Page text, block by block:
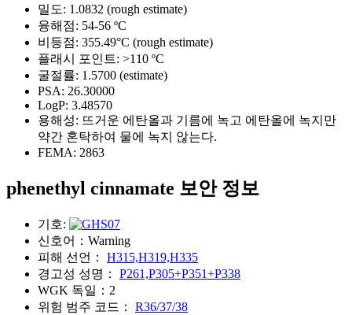
밀도: 1.0832 (rough estimate)
융해점: 54-56 ºC
비등점: 355.49°C (rough estimate)
플래시 포인트: >110 ºC
굴절률: 1.5700 (estimate)
PSA: 26.30000
LogP: 3.48570
용해성: 뜨거운 에탄올과 기름에 녹고 에탄올에 녹지만
약간 혼탁하여 물에 녹지 않는다.
FEMA: 2863
phenethyl cinnamate 보안 정보
기호:
신호어： Warning
피해 선언：
H315,H319,H335
경고성 성명：
P261,P305+P351+P338
WGK 독일： 2
위험 범주 코드：
R36/37/38